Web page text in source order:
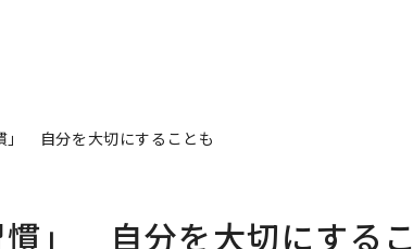
」 自分を大切にすることも
慣」 自分を大切にするこ